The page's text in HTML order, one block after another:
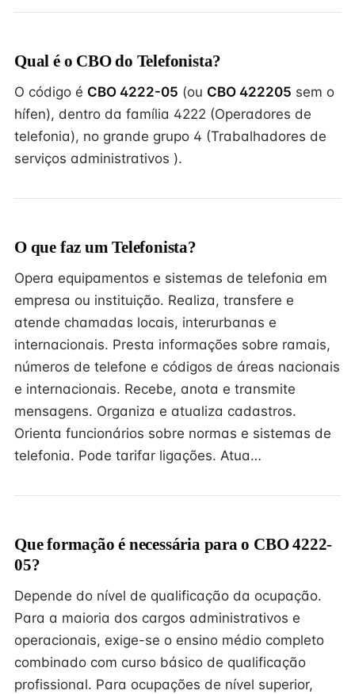
Qual é o CBO do Telefonista?
O código é CBO 4222-05 (ou CBO 422205 sem o
hífen), dentro da família 4222 (Operadores de
telefonia), no grande grupo 4 (Trabalhadores de
serviços administrativos ).
O que faz um Telefonista?
Opera equipamentos e sistemas de telefonia em
empresa ou instituição. Realiza, transfere e
atende chamadas locais, interurbanas e
internacionais. Presta informações sobre ramais,
números de telefone e códigos de áreas nacionais
e internacionais. Recebe, anota e transmite
mensagens. Organiza e atualiza cadastros.
Orienta funcionários sobre normas e sistemas de
telefonia. Pode tarifar ligações. Atua…
Que formação é necessária para o CBO 4222-
05?
Depende do nível de qualificação da ocupação.
Para a maioria dos cargos administrativos e
operacionais, exige-se o ensino médio completo
combinado com curso básico de qualificação
profissional. Para ocupações de nível superior,